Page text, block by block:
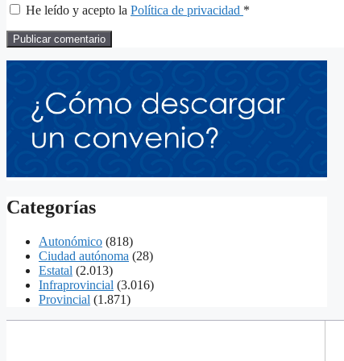
He leído y acepto la Política de privacidad *
Categorías
Autonómico (818)
Ciudad autónoma (28)
Estatal (2.013)
Infraprovincial (3.016)
Provincial (1.871)